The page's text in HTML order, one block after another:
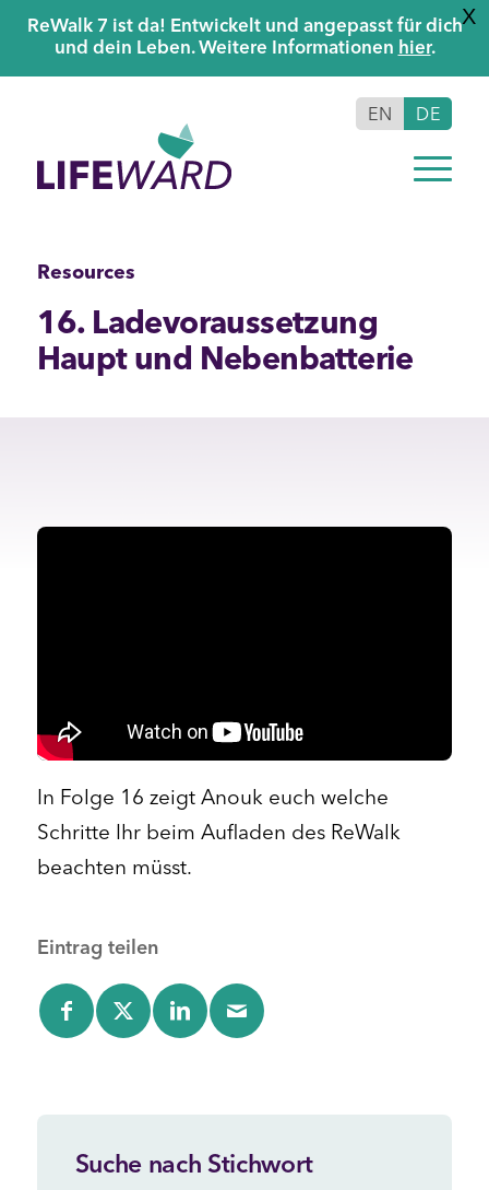
X
ReWalk 7 ist da! Entwickelt und angepasst für dich
und dein Leben. Weitere Informationen hier.
EN DE
Resources
16. Ladevoraussetzung
Haupt und Nebenbatterie
In Folge 16 zeigt Anouk euch welche
Schritte Ihr beim Aufladen des ReWalk
beachten müsst.
Eintrag teilen
Suche nach Stichwort